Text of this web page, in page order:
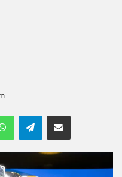
WhatsAppTelegramCompartilhar por e-mail